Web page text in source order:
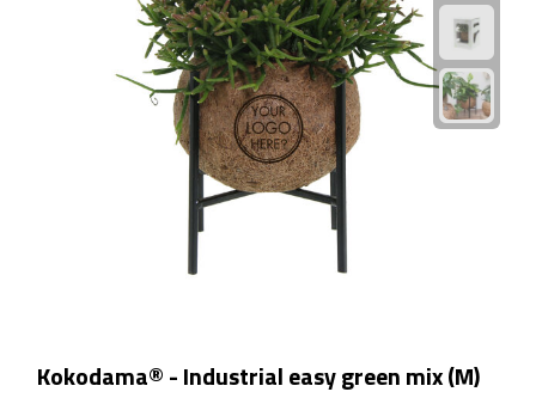
Kopjes & Mokken
Kokodama® - Industrial easy green mix (M)